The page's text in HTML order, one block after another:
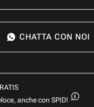
CHATTA CON NOI
anche con SPID!